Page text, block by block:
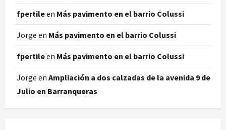
fpertileen Más pavimento en el barrio Colussi
Jorge en Más pavimento en el barrio Colussi
fpertileen Más pavimento en el barrio Colussi
Jorge en Ampliación a dos calzadas de la avenida 9 de
Julio en Barranqueras